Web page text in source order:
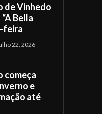
de Vinhedo
Bella
feira
22, 2026
começa
e
até